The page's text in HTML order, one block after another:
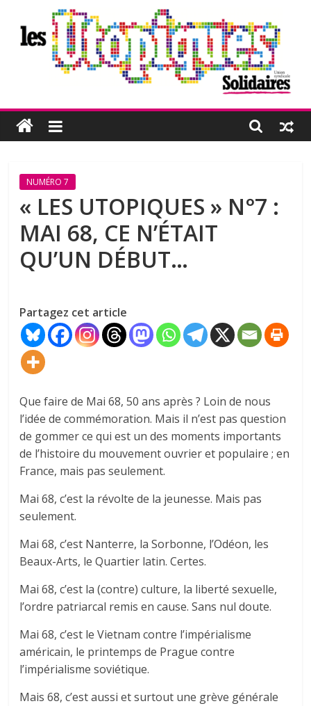
contenu
Les
Utopiques
Revue
réflexion
éditée
par
l'Union
NUMÉRO 7
« LES UTOPIQUES » N°7 :
MAI 68, CE N’ÉTAIT
QU’UN DÉBUT…
Partagez cet article
Que faire de Mai 68, 50 ans après ? Loin de nous
l’idée de commémoration. Mais il n’est pas question
de gommer ce qui est un des moments importants
de l’histoire du mouvement ouvrier et populaire ; en
France, mais pas seulement.
Mai 68, c’est la révolte de la jeunesse. Mais pas
seulement.
Mai 68, c’est Nanterre, la Sorbonne, l’Odéon, les
Beaux-Arts, le Quartier latin. Certes.
Mai 68, c’est la (contre) culture, la liberté sexuelle,
l’ordre patriarcal remis en cause. Sans nul doute.
Mai 68, c’est le Vietnam contre l’impérialisme
américain, le printemps de Prague contre
l’impérialisme soviétique.
Mais 68, c’est aussi et surtout une grève générale